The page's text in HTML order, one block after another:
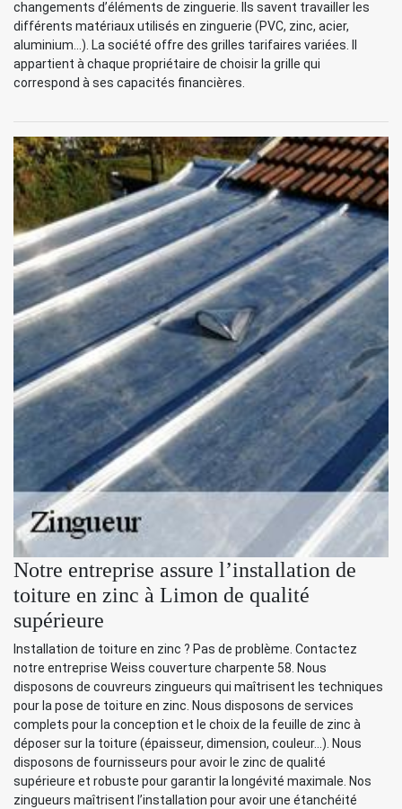
changements d’éléments de zinguerie. Ils savent travailler les
différents matériaux utilisés en zinguerie (PVC, zinc, acier,
aluminium…). La société offre des grilles tarifaires variées. Il
appartient à chaque propriétaire de choisir la grille qui
correspond à ses capacités financières.
Notre entreprise assure l’installation de
toiture en zinc à Limon de qualité
supérieure
Installation de toiture en zinc ? Pas de problème. Contactez
notre entreprise Weiss couverture charpente 58. Nous
disposons de couvreurs zingueurs qui maîtrisent les techniques
pour la pose de toiture en zinc. Nous disposons de services
complets pour la conception et le choix de la feuille de zinc à
déposer sur la toiture (épaisseur, dimension, couleur…). Nous
disposons de fournisseurs pour avoir le zinc de qualité
supérieure et robuste pour garantir la longévité maximale. Nos
zingueurs maîtrisent l’installation pour avoir une étanchéité